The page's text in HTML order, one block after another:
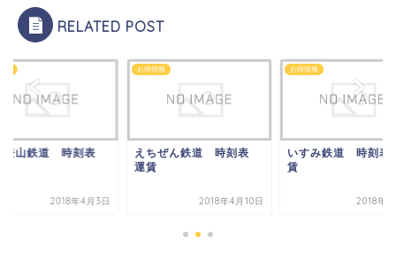
RELATED POST
登山鉄道 時刻表
2018年4月3日
お得情報
えちぜん鉄道 時刻表
運賃
2018年4月10日
お得情報
いすみ鉄道 時刻
賃
2018年4